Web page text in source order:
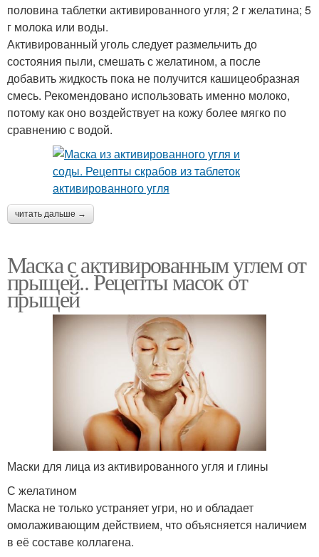
половина таблетки активированного угля; 2 г желатина; 5
г молока или воды.
Активированный уголь следует размельчить до
состояния пыли, смешать с желатином, а после
добавить жидкость пока не получится кашицеобразная
смесь. Рекомендовано использовать именно молоко,
потому как оно воздействует на кожу более мягко по
сравнению с водой.
читать дальше →
Маска с активированным углем от
прыщей.. Рецепты масок от
прыщей
Маски для лица из активированного угля и глины
С желатином
Маска не только устраняет угри, но и обладает
омолаживающим действием, что объясняется наличием
в её составе коллагена.